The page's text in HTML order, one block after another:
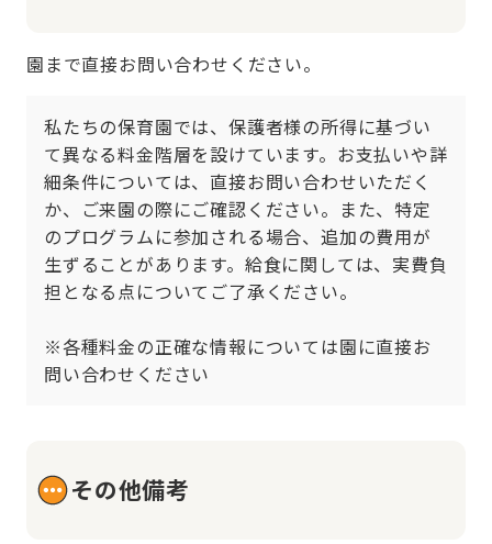
園まで直接お問い合わせください。
私たちの保育園では、保護者様の所得に基づい
て異なる料金階層を設けています。お支払いや詳
細条件については、直接お問い合わせいただく
か、ご来園の際にご確認ください。また、特定
のプログラムに参加される場合、追加の費用が
生ずることがあります。給食に関しては、実費負
担となる点についてご了承ください。
※各種料金の正確な情報については園に直接お
問い合わせください
その他備考